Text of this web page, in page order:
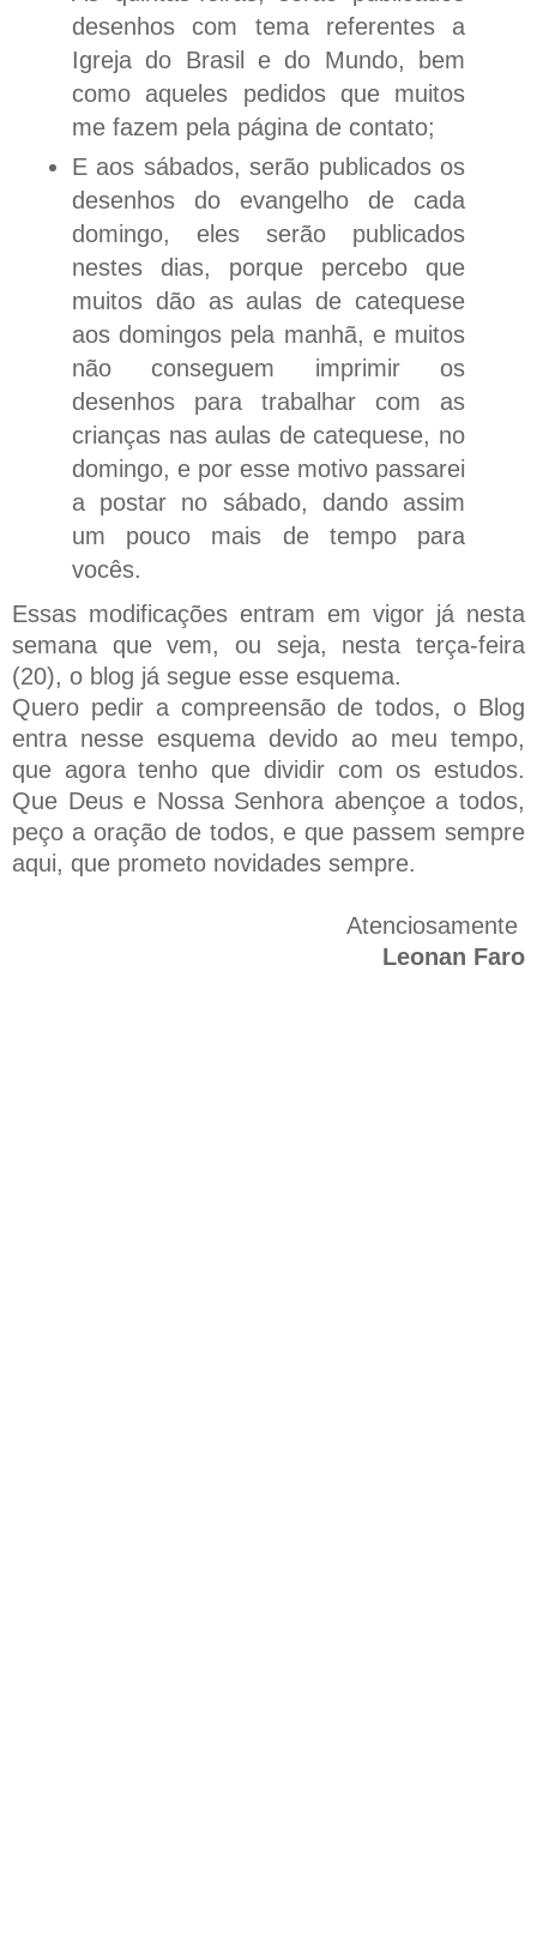
desenhos com tema referentes a
Igreja do Brasil e do Mundo, bem
como aqueles pedidos que muitos
me fazem pela página de contato;
E aos sábados, serão publicados os
desenhos do evangelho de cada
domingo, eles serão publicados
nestes dias, porque percebo que
muitos dão as aulas de catequese
aos domingos pela manhã, e muitos
não conseguem imprimir os
desenhos para trabalhar com as
crianças nas aulas de catequese, no
domingo, e por esse motivo passarei
a postar no sábado, dando assim
um pouco mais de tempo para
vocês.
Essas modificações entram em vigor já nesta
semana que vem, ou seja, nesta terça-feira
(20), o blog já segue esse esquema.
Quero pedir a compreensão de todos, o Blog
entra nesse esquema devido ao meu tempo,
que agora tenho que dividir com os estudos.
Que Deus e Nossa Senhora abençoe a todos,
peço a oração de todos, e que passem sempre
aqui, que prometo novidades sempre.
Atenciosamente
Leonan Faro